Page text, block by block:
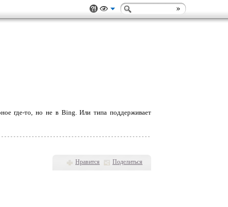
где-то, но не в Bing. Или типа поддерживает
Нравится Поделиться